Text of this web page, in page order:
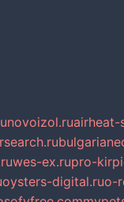
novoizol.ruairheat-
wes-ex.rupro-
oysters-digital.ruo-